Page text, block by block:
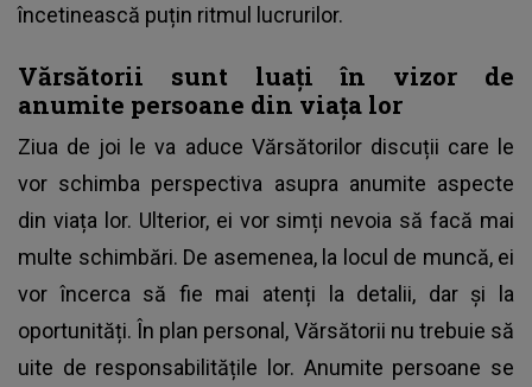
încetinească puțin ritmul lucrurilor.
Vărsătorii sunt luați în vizor de
anumite persoane din viața lor
Ziua de joi le va aduce Vărsătorilor discuții care le
vor schimba perspectiva asupra anumite aspecte
din viața lor. Ulterior, ei vor simți nevoia să facă mai
multe schimbări. De asemenea, la locul de muncă, ei
vor încerca să fie mai atenți la detalii, dar și la
oportunități. În plan personal, Vărsătorii nu trebuie să
uite de responsabilitățile lor. Anumite persoane se